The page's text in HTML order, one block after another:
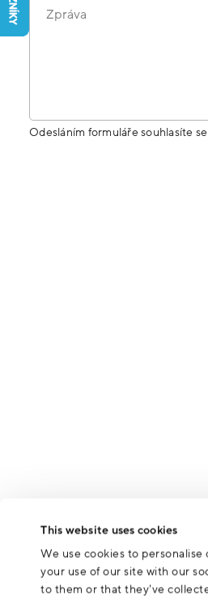
This website uses cookies
We use cookies to
your use of our site with our
to them or that they’ve
Zpráva
Odesláním formuláře souhlasíte